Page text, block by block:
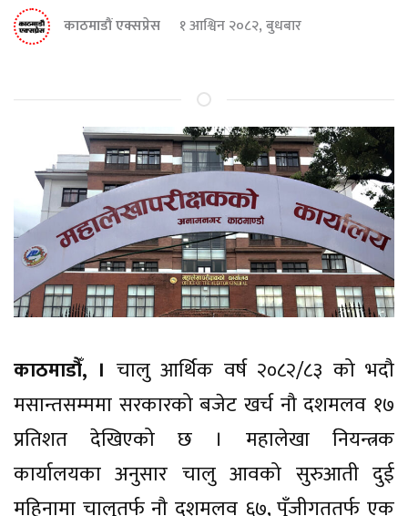
काठमाडौं एक्सप्रेस १ आश्विन २०८२, बुधबार
काठमाडौँ, । चालु आर्थिक वर्ष २०८२/८३ को भदौ
मसान्तसम्ममा सरकारको बजेट खर्च नौ दशमलव १७
प्रतिशत देखिएको छ । महालेखा नियन्त्रक
कार्यालयका अनुसार चालु आवको सुरुआती दुई